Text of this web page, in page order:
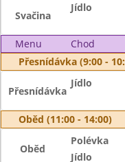
Svačina
Jídlo
Menu Chod
Přesnídávka (9:00 -
Přesnídávka
Jídlo
Oběd (11:00 - 14:00)
Oběd
Polévka
Jídlo